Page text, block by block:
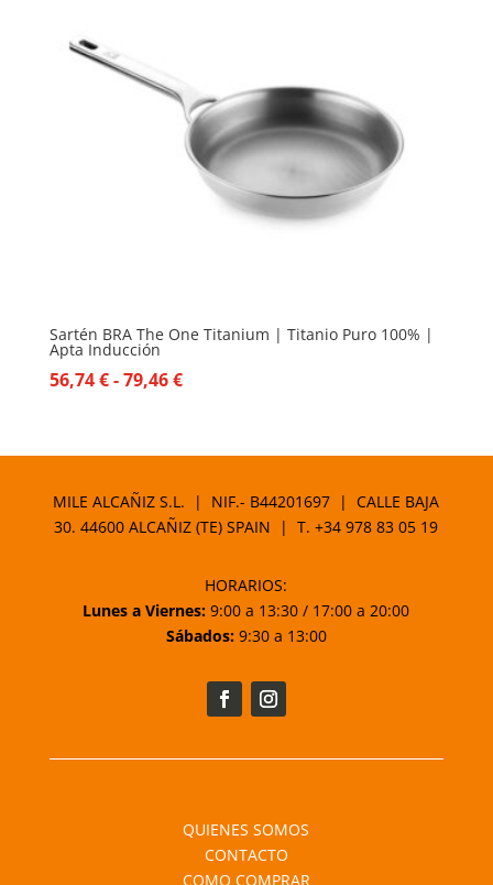
Sartén BRA The One Titanium | Titanio Puro 100% |
Apta Inducción
56,74€-79,46€Rango
56,74 €
hasta
MILE ALCAÑIZ S.L. | NIF.- B44201697 | CALLE BAJA
30. 44600 ALCAÑIZ (TE) SPAIN | T.+34 978 83 05 19
HORARIOS:
Lunes a Viernes: 9:00 a 13:30 / 17:00 a 20:00
Sábados:9:30 a 13:00
QUIENES SOMOS
CONTACTO
COMO COMPRAR